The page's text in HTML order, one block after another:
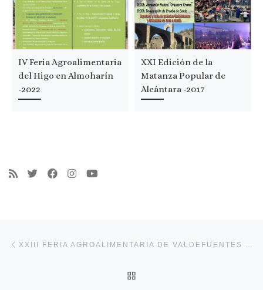
IV Feria Agroalimentaria
del Higo en Almoharín
-2022
XXI Edición de la
Matanza Popular de
Alcántara -2017